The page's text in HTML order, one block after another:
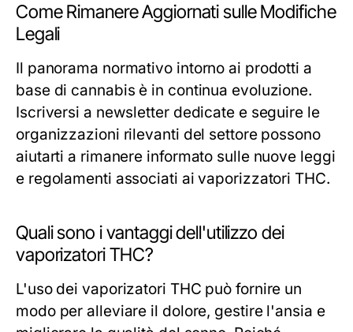
Come Rimanere Aggiornati sulle Modifiche
Legali
Il panorama normativo intorno ai prodotti a
base di cannabis è in continua evoluzione.
Iscriversi a newsletter dedicate e seguire le
organizzazioni rilevanti del settore possono
aiutarti a rimanere informato sulle nuove leggi
e regolamenti associati ai vaporizzatori THC.
Quali sono i vantaggi dell'utilizzo dei
vaporizatori THC?
L'uso dei vaporizatori THC può fornire un
modo per alleviare il dolore, gestire l'ansia e